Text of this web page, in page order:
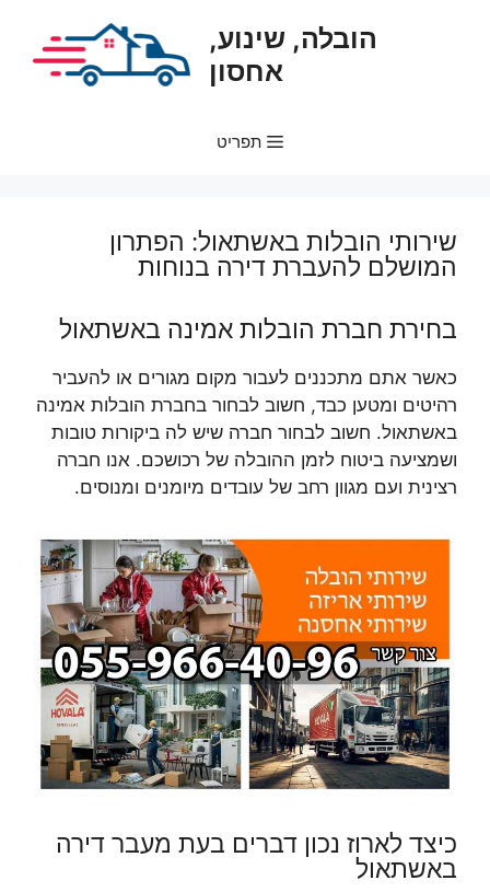
הובלה, שינוע,
אחסון
תפריט
שירותי הובלות באשתאול: הפתרון
המושלם להעברת דירה בנוחות
בחירת חברת הובלות אמינה באשתאול
כאשר אתם מתכננים לעבור מקום מגורים או להעביר
רהיטים ומטען כבד, חשוב לבחור בחברת הובלות אמינה
באשתאול. חשוב לבחור חברה שיש לה ביקורות טובות
ושמציעה ביטוח לזמן ההובלה של רכושכם. אנו חברה
רצינית ועם מגוון רחב של עובדים מיומנים ומנוסים.
כיצד לארוז נכון דברים בעת מעבר דירה
באשתאול